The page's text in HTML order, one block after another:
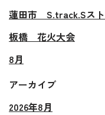
蓮田市 S.track.Sス
板橋 花火大会
8月
アーカイブ
2026年8月